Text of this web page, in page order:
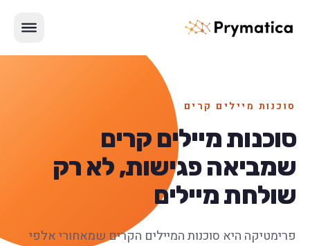
Menu
סוכנות מיילים קרים
סוכנות מיילים קרים
שמביאה פגישות, לא רק
שולחת מיילים
פרימטיקה היא סוכנות המיילים הקרים שמאחורי אלפי